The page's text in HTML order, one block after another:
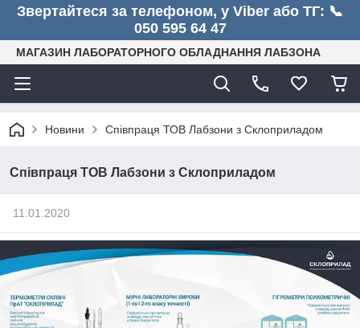
Звертайтеся за телефоном, у Viber або ТГ: 📞
050 595 64 47
МАГАЗИН ЛАБОРАТОРНОГО ОБЛАДНАННЯ ЛАБЗОНА
Новини Співпраця ТОВ Лабзони з Склоприладом
Співпраця ТОВ Лабзони з Склоприладом
11.01.2020